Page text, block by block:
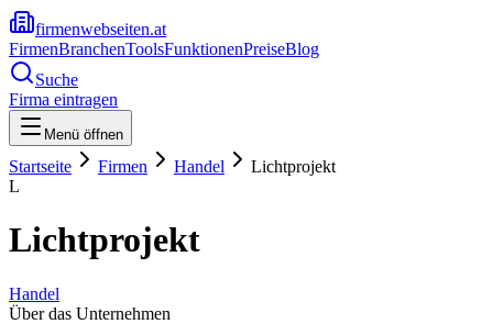
firmenwebseiten.at
FirmenBranchenToolsFunktionenPreiseBlog
Suche
Firma eintragen
Menü öffnen
Startseite Firmen Handel
Lichtprojekt
L
Lichtprojekt
Handel
Über das Unternehmen